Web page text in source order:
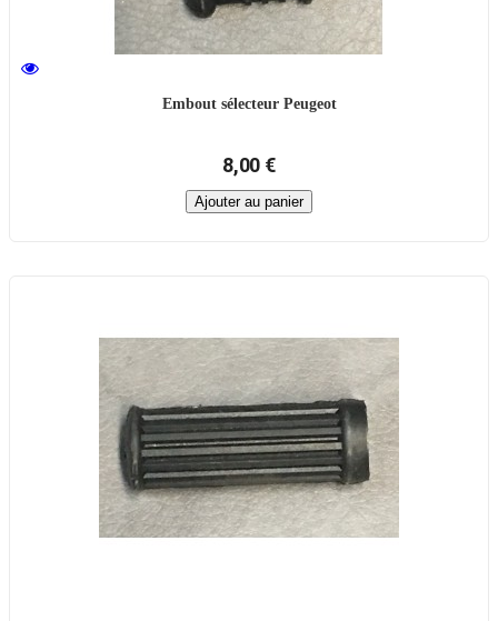
Embout sélecteur Peugeot
8,00 €
Ajouter au panier